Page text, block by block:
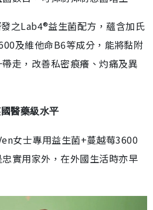
之Lab4®益生菌配方，蘊含加氏
及維他命B6等成分，能將黏附
走，改善私密痕癢、灼痛及異
醫藥級水平
女士專用益生菌+蔓越莓3600
實用家外，在外國生活時亦早